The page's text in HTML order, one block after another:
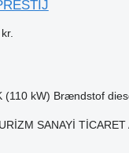
(110 kW) Brændstof
SANAYİ TİCARET